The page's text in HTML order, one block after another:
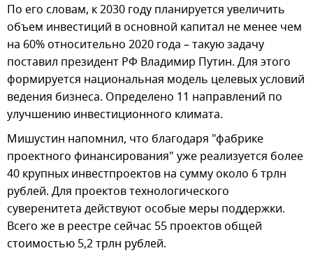
По его словам, к 2030 году планируется увеличить
объем инвестиций в основной капитал не менее чем
на 60% относительно 2020 года – такую задачу
поставил президент РФ Владимир Путин. Для этого
формируется национальная модель целевых условий
ведения бизнеса. Определено 11 направлений по
улучшению инвестиционного климата.
Мишустин напомнил, что благодаря "фабрике
проектного финансирования" уже реализуется более
40 крупных инвестпроектов на сумму около 6 трлн
рублей. Для проектов технологического
суверенитета действуют особые меры поддержки.
Всего же в реестре сейчас 55 проектов общей
стоимостью 5,2 трлн рублей.